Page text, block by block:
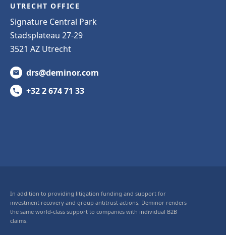
UTRECHT OFFICE
Signature Central Park
Stadsplateau 27-29
3521 AZ Utrecht
drs@deminor.com
+32 2 674 71 33
In addition to providing litigation funding and support for
investment recovery and group antitrust actions, Deminor renders
the same world-class support to companies with individual B2B
claims.